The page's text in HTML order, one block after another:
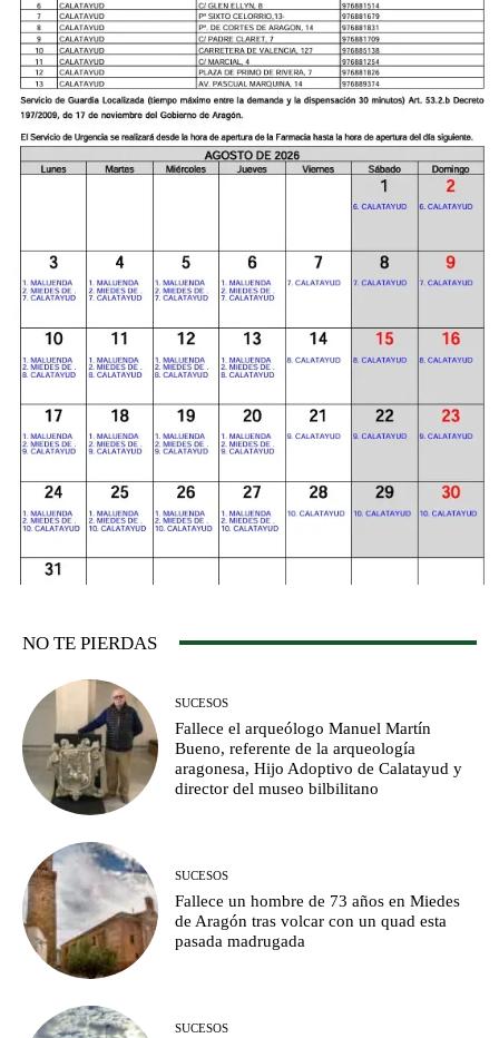
NO TE PIERDAS
SUCESOS
Fallece el arqueólogo Manuel Martín
Bueno, referente de la arqueología
aragonesa, Hijo Adoptivo de Calatayud y
director del museo bilbilitano
SUCESOS
Fallece un hombre de 73 años en Miedes
de Aragón tras volcar con un quad esta
pasada madrugada
SUCESOS